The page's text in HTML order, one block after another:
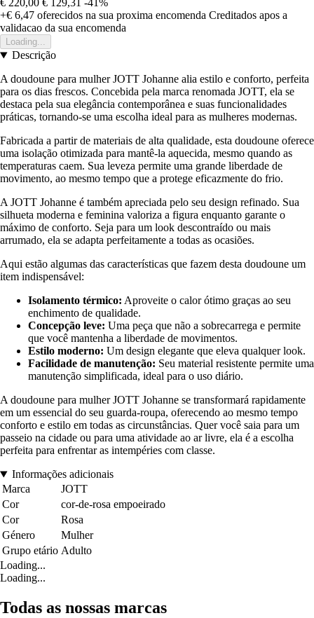
€ 220,00 € 129,31
-41%
+€ 6,47 oferecidos na sua proxima encomenda Creditados apos a
validacao da sua encomenda
Loading...
Descrição
A doudoune para mulher JOTT Johanne alia estilo e conforto, perfeita
para os dias frescos. Concebida pela marca renomada JOTT, ela se
destaca pela sua elegância contemporânea e suas funcionalidades
práticas, tornando-se uma escolha ideal para as mulheres modernas.
Fabricada a partir de materiais de alta qualidade, esta doudoune oferece
uma isolação otimizada para mantê-la aquecida, mesmo quando as
temperaturas caem. Sua leveza permite uma grande liberdade de
movimento, ao mesmo tempo que a protege eficazmente do frio.
A JOTT Johanne é também apreciada pelo seu design refinado. Sua
silhueta moderna e feminina valoriza a figura enquanto garante o
máximo de conforto. Seja para um look descontraído ou mais
arrumado, ela se adapta perfeitamente a todas as ocasiões.
Aqui estão algumas das características que fazem desta doudoune um
item indispensável:
Isolamento térmico: Aproveite o calor ótimo graças ao seu
enchimento de qualidade.
Concepção leve: Uma peça que não a sobrecarrega e permite
que você mantenha a liberdade de movimentos.
Estilo moderno: Um design elegante que eleva qualquer look.
Facilidade de manutenção: Seu material resistente permite uma
manutenção simplificada, ideal para o uso diário.
A doudoune para mulher JOTT Johanne se transformará rapidamente
em um essencial do seu guarda-roupa, oferecendo ao mesmo tempo
conforto e estilo em todas as circunstâncias. Quer você saia para um
passeio na cidade ou para uma atividade ao ar livre, ela é a escolha
perfeita para enfrentar as intempéries com classe.
Informações adicionais
Marca
JOTT
Cor
cor-de-rosa empoeirado
Cor
Rosa
Género
Mulher
Grupo etário Adulto
Loading...
Loading...
Todas as nossas marcas